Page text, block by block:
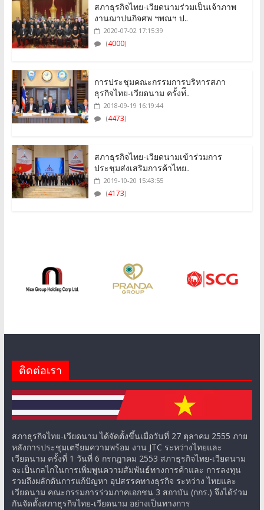
สภาธุรกิจไทย-เวียดนามร่วมเป็นเจ้าภาพ
งานฌาปนกิจศพ ฯพณฯ ป..
2020-07-02 17:15:39
(4000)
การประชุมคณะกรรมการบริหารสภา
ธุรกิจไทย-เวียดนาม ครั้งท่ี..
2018-09-19 16:19:44
(4473)
สภาธุรกิจไทย-เวียดนามเข้าร่วมการ
ประชุมส่งเสริมการค้าไทย..
2019-10-20 15:43:55
(4173)
ติดต่อเรา
สภาธุรกิจไทย-เวียดนาม ได้จัดตั้งขึ้นเมื่อวันที่ 27 ตุลาคม 2555 ภาย
หลังการประชุมเตรียมความพร้อม งาน JTC ระหว่างไทยและ
เวียดนาม ครั้งที่ 1 วันที่ 6 กรกฎาคม 2553 สภาธุรกิจไทย-เวียดนาม
จะเป็นกลไกในการเพิ่มพูนความสัมพันธ์ทางการค้าและ การลงทุน
รวมถึงผลักดันการแก้ปัญหา อุปสรรคทางธุรกิจ ระหว่าง ไทยและ
เวียดนาม คณะกรรมการร่วมภาคเอกชน 3 สถาบัน (กกร.) จึงได้ร่วม
กันจัดตั้งสภาธุรกิจไทย-เวียดนาม อย่างเป็นทางการ